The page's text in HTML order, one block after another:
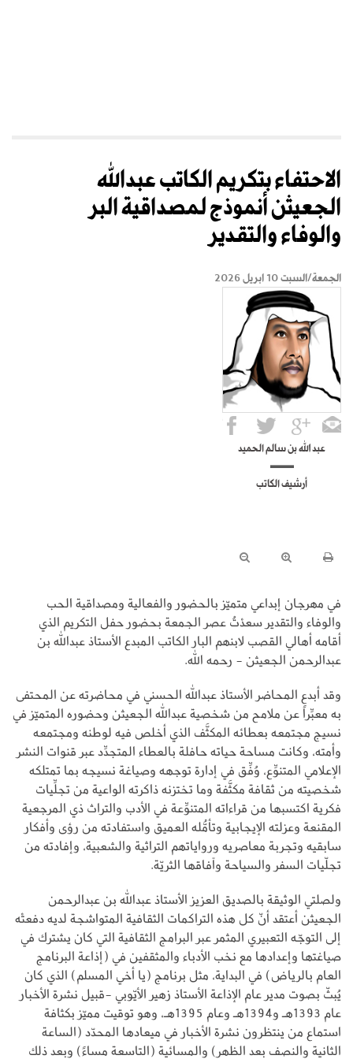
الاحتفاء بتكريم الكاتب عبدالله
الجعيثن أنموذج لمصداقية البر
والوفاء والتقدير
الجمعة/السبت 10 ابريل 2026
عبد الله بن سالم الحميد
أرشيف الكاتب
في مهرجان إبداعي متميّز بالحضور والفعالية ومصداقية الحب
والوفاء والتقدير سعدْتُ عصر الجمعة بحضور حفل التكريم الذي
أقامه أهالي القصب لابنهم البار الكاتب المبدع الأستاذ عبدالله بن
عبدالرحمن الجعيثن - رحمه الله.
وقد أبدع المحاضر الأستاذ عبدالله الحسني في محاضرته عن المحتفى
به معبِّراً عن ملامح من شخصية عبدالله الجعيثن وحضوره المتميّز في
نسيج مجتمعه بعطائه المكثَّف الذي أخلص فيه لوطنه ومجتمعه
وأمته، وكانت مساحة حياته حافلة بالعطاء المتجدِّد عبر قنوات النشر
الإعلامي المتنوِّع، وُفِّق في إدارة توجهه وصياغة نسيجه بما تمتلكه
شخصيته من ثقافة مكثَّفة وما تختزنه ذاكرته الواعية من تجلِّيات
فكرية اكتسبها من قراءاته المتنوِّعة في الأدب والتراث ذي المرجعية
المقنعة وعزلته الإيجابية وتأمُّله العميق واستفادته من رؤى وأفكار
سابقيه وتجربة معاصريه ورواياتهم التراثية والشعبية، وإفادته من
تجلّيات السفر والسياحة وآفاقها الثريّة.
ولصلتي الوثيقة بالصديق العزيز الأستاذ عبدالله بن عبدالرحمن
الجعيثن أعتقد أنّ كل هذه التراكمات الثقافية المتواشجة لديه دفعتْه
إلى التوجّه التعبيري المثمر عبر البرامج الثقافية التي كان يشترك في
صياغتها وإعدادها مع نخب الأدباء والمثقفين في (إذاعة البرنامج
العام بالرياض) في البداية، مثل برنامج (يا أخي المسلم) الذي كان
يُبثّ بصوت مدير عام الإذاعة الأستاذ زهير الأيّوبي -قبيل نشرة الأخبار
عام 1393هـ و1394هـ وعام 1395هـ، وهو توقيت مميّز بكثافة
استماع من ينتظرون نشرة الأخبار في ميعادها المحدّد (الساعة
الثانية والنصف بعد الظهر) والمسائية (التاسعة مساءً) وبعد ذلك